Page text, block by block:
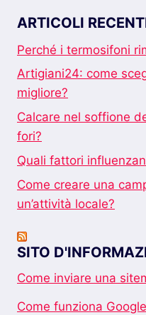
ARTICOLI
Perché i termosifoni
Artigiani24: come
migliore?
Calcare nel soffione
fori?
Quali fattori
Come creare una
un’attività locale?
SITO
Come inviare una
Come funziona